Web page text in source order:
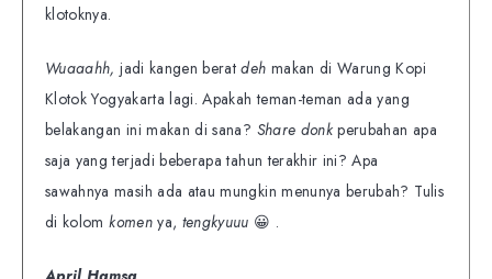
klotoknya.
Wuaaahh,jadi kangen beratdeh makan di Warung Kopi
Klotok Yogyakarta lagi. Apakah teman-teman ada yang
belakangan ini makan di sana? Share donkperubahan apa
saja yang terjadi beberapa tahun terakhir ini? Apa
sawahnya masih ada atau mungkin menunya berubah? Tulis
di kolomkomenya, tengkyuuu 😀 .